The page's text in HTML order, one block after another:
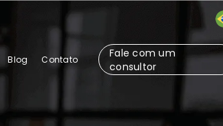
Blog Contato
Fale com um
consultor